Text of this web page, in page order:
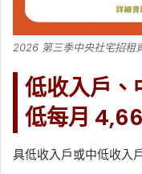
2026 第三季中央社宅招租
低收入戶、
低每月
具低收入戶或中低收入